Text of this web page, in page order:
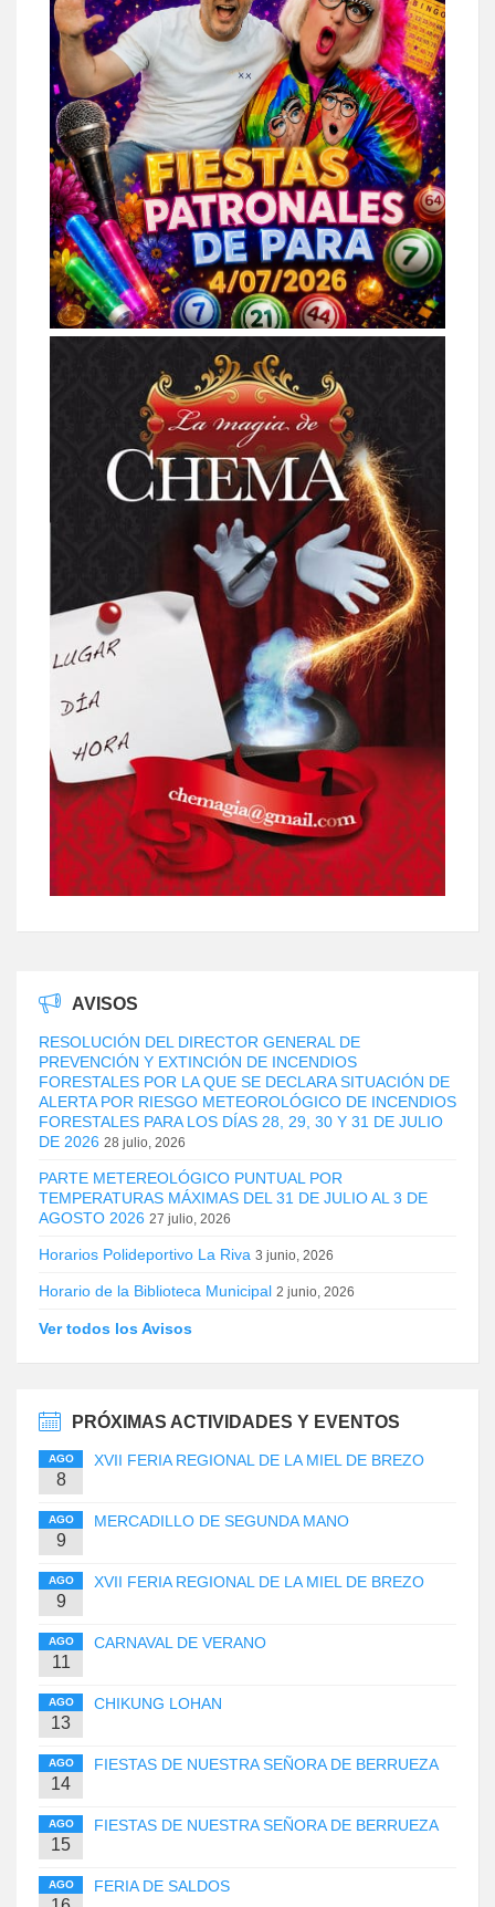
AVISOS
RESOLUCIÓN DEL DIRECTOR GENERAL DE
PREVENCIÓN Y EXTINCIÓN DE INCENDIOS
FORESTALES POR LA QUE SE DECLARA SITUACIÓN DE
ALERTA POR RIESGO METEOROLÓGICO DE INCENDIOS
FORESTALES PARA LOS DÍAS 28, 29, 30 Y 31 DE JULIO
DE 2026 28 julio, 2026
PARTE METEREOLÓGICO PUNTUAL POR
TEMPERATURAS MÁXIMAS DEL 31 DE JULIO AL 3 DE
AGOSTO 2026 27 julio, 2026
Horarios Polideportivo La Riva 3 junio, 2026
Horario de la Biblioteca Municipal 2 junio, 2026
Ver todos los Avisos
PRÓXIMAS ACTIVIDADES Y EVENTOS
AGO
8
XVII FERIA REGIONAL DE LA MIEL DE BREZO
AGO
9
MERCADILLO DE SEGUNDA MANO
AGO
9
XVII FERIA REGIONAL DE LA MIEL DE BREZO
AGO
11
CARNAVAL DE VERANO
AGO
13
CHIKUNG LOHAN
AGO
14
FIESTAS DE NUESTRA SEÑORA DE BERRUEZA
AGO
15
FIESTAS DE NUESTRA SEÑORA DE BERRUEZA
AGO FERIA DE SALDOS